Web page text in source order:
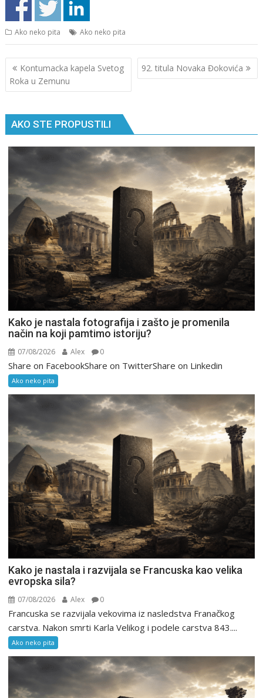
Ako neko pita Ako neko pita
Кретање
чланка
Kontumacka kapela Svetog
Roka u Zemunu
92. titula Novaka Đokovića
AKO STE PROPUSTILI
Kako je nastala fotografija i zašto je promenila
način na koji pamtimo istoriju?
07/08/2026 Alex 0
Share on FacebookShare on TwitterShare on Linkedin
Ako neko pita
Kako je nastala i razvijala se Francuska kao velika
evropska sila?
07/08/2026 Alex 0
Francuska se razvijala vekovima iz nasledstva Franačkog
carstva. Nakon smrti Karla Velikog i podele carstva 843....
Ako neko pita